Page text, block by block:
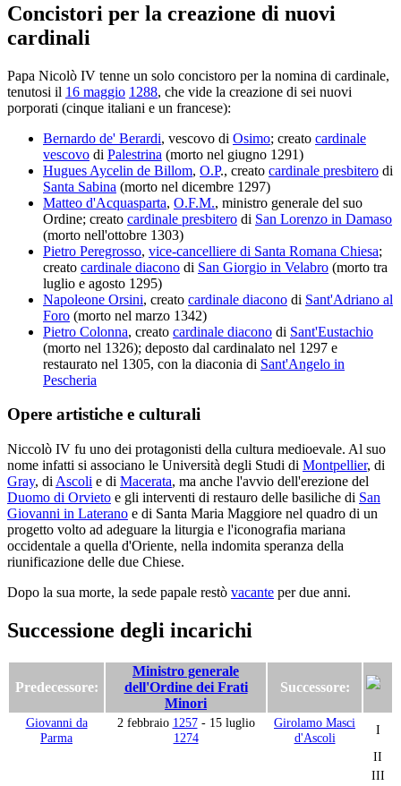
Concistori per la creazione di nuovi
cardinali
Papa Nicolò IV tenne un solo concistoro per la nomina di cardinale,
tenutosi il 16 maggio 1288, che vide la creazione di sei nuovi
porporati (cinque italiani e un francese):
Bernardo de' Berardi, vescovo di Osimo; creato cardinale
vescovo di Palestrina (morto nel giugno 1291)
Hugues Aycelin de Billom, O.P., creato cardinale presbitero di
Santa Sabina (morto nel dicembre 1297)
Matteo d'Acquasparta, O.F.M., ministro generale del suo
Ordine; creato cardinale presbitero di San Lorenzo in Damaso
(morto nell'ottobre 1303)
Pietro Peregrosso, vice-cancelliere di Santa Romana Chiesa;
creato cardinale diacono di San Giorgio in Velabro (morto tra
luglio e agosto 1295)
Napoleone Orsini, creato cardinale diacono di Sant'Adriano al
Foro (morto nel marzo 1342)
Pietro Colonna, creato cardinale diacono di Sant'Eustachio
(morto nel 1326); deposto dal cardinalato nel 1297 e
restaurato nel 1305, con la diaconia di Sant'Angelo in
Pescheria
Opere artistiche e culturali
Niccolò IV fu uno dei protagonisti della cultura medioevale. Al suo
nome infatti si associano le Università degli Studi di Montpellier, di
Gray, di Ascoli e di Macerata, ma anche l'avvio dell'erezione del
Duomo di Orvieto e gli interventi di restauro delle basiliche di San
Giovanni in Laterano e di Santa Maria Maggiore nel quadro di un
progetto volto ad adeguare la liturgia e l'iconografia mariana
occidentale a quella d'Oriente, nella indomita speranza della
riunificazione delle due Chiese.
Dopo la sua morte, la sede papale restò vacante per due anni.
Successione degli incarichi
Predecessore:
Ministro generale
dell'Ordine dei Frati
Minori
Successore:
Giovanni da
Parma
2 febbraio 1257- 15 luglio
1274
Girolamo Masci
d'Ascoli
I
II
III